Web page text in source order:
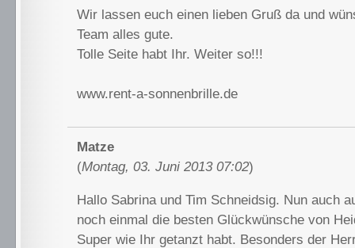
Wir lassen euch einen lieben Gruß da und
Team alles gute.
Tolle Seite habt Ihr. Weiter so!!!
www.rent-a-sonnenbrille.de
Matze
(Montag, 03. Juni 2013 07:02)
Hallo Sabrina und Tim Schneidsig. Nun auch
noch einmal die besten Glückwünsche von
Super wie Ihr getanzt habt. Besonders der